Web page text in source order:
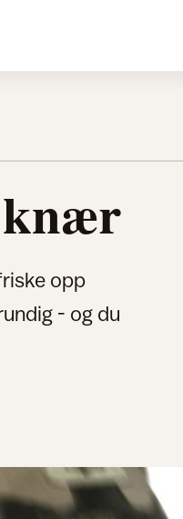
knær
opp
- og du